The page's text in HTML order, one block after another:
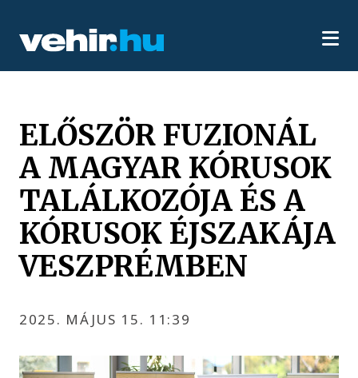
ELŐSZÖR FUZIONÁL
A MAGYAR KÓRUSOK
TALÁLKOZÓJA ÉS A
KÓRUSOK ÉJSZAKÁJA
VESZPRÉMBEN
2025. MÁJUS 15. 11:39